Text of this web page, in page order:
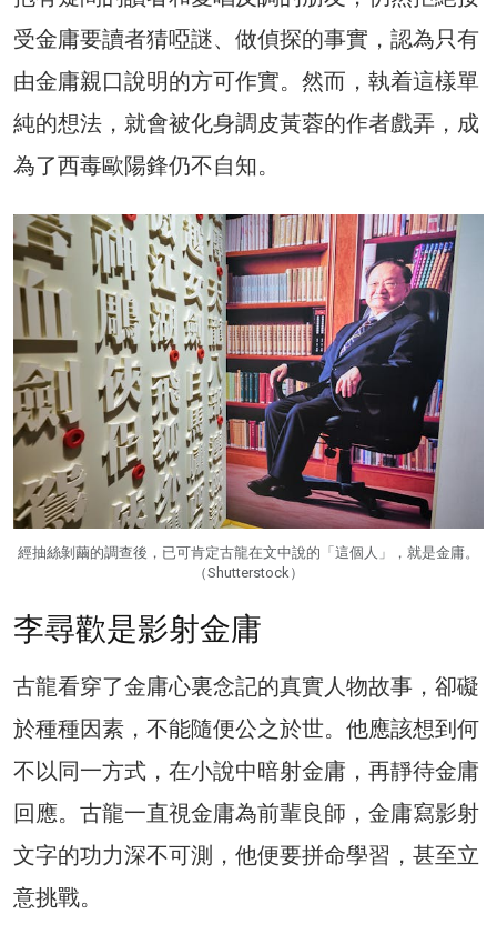
受金庸要讀者猜啞謎、做偵探的事實，認為只有
由金庸親口說明的方可作實。然而，執着這樣單
純的想法，就會被化身調皮黃蓉的作者戲弄，成
為了西毒歐陽鋒仍不自知。
經抽絲剝繭的調查後，已可肯定古龍在文中說的「這個人」，就是金庸。
（Shutterstock）
李尋歡是影射金庸
古龍看穿了金庸心裏念記的真實人物故事，卻礙
於種種因素，不能隨便公之於世。他應該想到何
不以同一方式，在小說中暗射金庸，再靜待金庸
回應。古龍一直視金庸為前輩良師，金庸寫影射
文字的功力深不可測，他便要拼命學習，甚至立
意挑戰。